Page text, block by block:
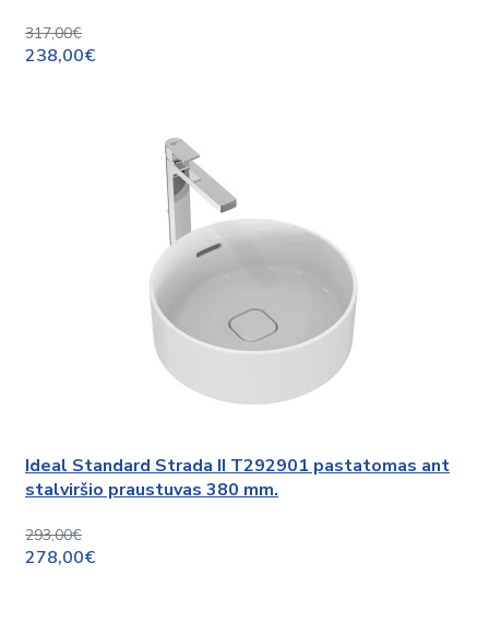
317,00€
238,00€
Ideal Standard Strada II T292901 pastatomas ant
stalviršio praustuvas 380 mm.
293,00€
278,00€